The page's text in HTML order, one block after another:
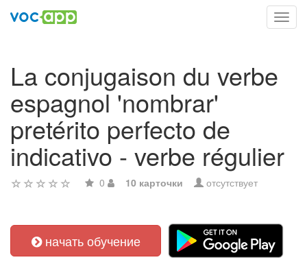
La conjugaison du verbe
espagnol 'nombrar'
pretérito perfecto de
indicativo - verbe régulier
0 10 карточки отсутствует
начать обучение